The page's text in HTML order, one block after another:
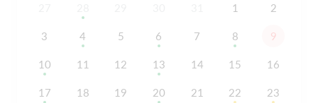
1 2
3 4 5 6 7 8 9
10 11 12 13 14 15 16
17 18 19 20 21 22 23